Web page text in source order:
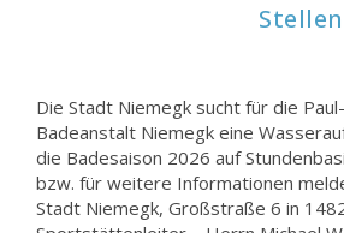
Die Stadt Niemegk sucht für die
Badeanstalt Niemegk eine
die Badesaison 2026 auf
bzw. für weitere Informationen
Stadt Niemegk, Großstraße 6 in
Einsatzort: Paul-Temming-Badeanstalt
(Straße der Jugend in Niemegk) Sie
diese Tätigkeit zu Ihnen passt bzw.
lassen Sie uns darüber reden!
an oder rufen Sie uns an 033843 627-41.